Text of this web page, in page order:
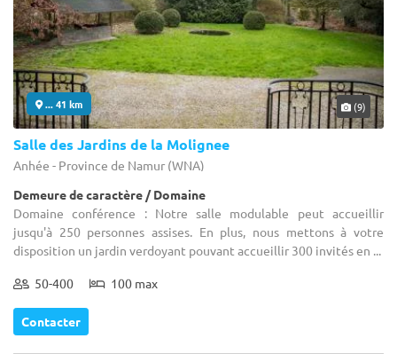
... 41 km (9)
Salle des Jardins de la Molignee
Anhée - Province de Namur (WNA)
Demeure de caractère / Domaine
Domaine conférence : Notre salle modulable peut accueillir
jusqu'à 250 personnes assises. En plus, nous mettons à votre
disposition un jardin verdoyant pouvant accueillir 300 invités en ...
50-400 100 max
Contacter